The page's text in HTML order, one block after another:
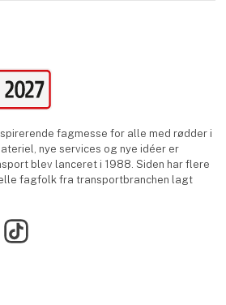
fagmesse for alle med rødder i
nye services og nye idéer er
blev lanceret i 1988. Siden har flere
fagfolk fra transportbranchen lagt
TikTok